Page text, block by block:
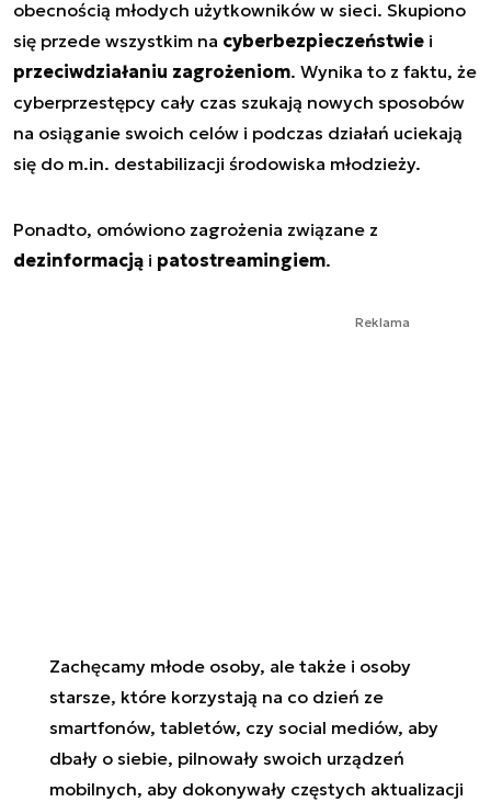
obecnością młodych użytkowników w sieci. Skupiono
się przede wszystkim na cyberbezpieczeństwie i
przeciwdziałaniu zagrożeniom. Wynika to z faktu, że
cyberprzestępcy cały czas szukają nowych sposobów
na osiąganie swoich celów i podczas działań uciekają
się do m.in. destabilizacji środowiska młodzieży.
Ponadto, omówiono zagrożenia związane z
dezinformacją i patostreamingiem.
Reklama
Zachęcamy młode osoby, ale także i osoby
starsze, które korzystają na co dzień ze
smartfonów, tabletów, czy social mediów, aby
dbały o siebie, pilnowały swoich urządzeń
mobilnych, aby dokonywały częstych aktualizacji